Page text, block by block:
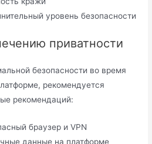
уровень безопасности
приватности
безопасности во время
рекомендуется
рекомендаций:
браузер и VPN
данные на платформе